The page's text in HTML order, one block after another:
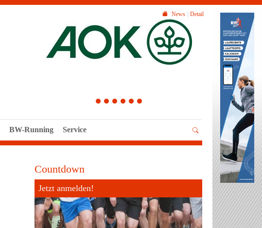
News Detail
1 2 3 4 5 6
BW-Running Service
Countdown
Jetzt anmelden!